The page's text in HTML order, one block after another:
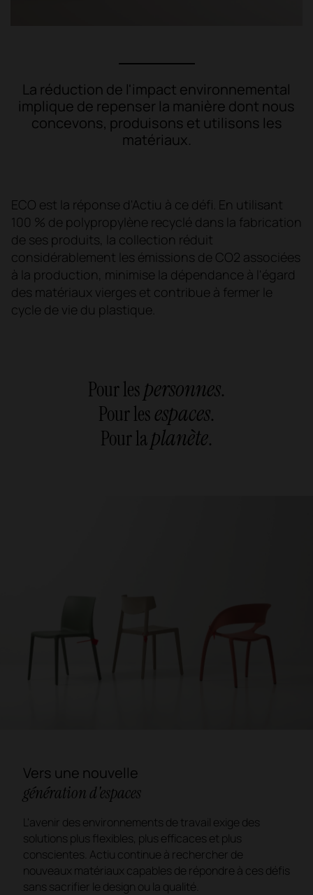
La réduction de l'impact environnemental
implique de repenser la manière dont nous
concevons, produisons et utilisons les
matériaux.
ECO est la réponse d'Actiu à ce défi. En utilisant
100 % de polypropylène recyclé dans la fabrication
de ses produits, la collection réduit
considérablement les émissions de CO2 associées
à la production, minimise la dépendance à l'égard
des matériaux vierges et contribue à fermer le
cycle de vie du plastique.
Pour lespersonnes.
Pour lesespaces.
Pour laplanète.
Vers une nouvelle
génération d'espaces
L'avenir des environnements de travail exige des
solutions plus flexibles, plus efficaces et plus
conscientes. Actiu continue à rechercher de
nouveaux matériaux capables de répondre à ces défis
sans sacrifier le design ou la qualité.